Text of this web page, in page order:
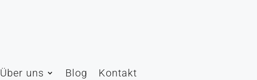
Über uns Blog Kontakt